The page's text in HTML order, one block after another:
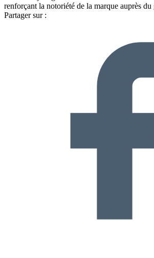
renforçant la notoriété de la marque auprès
Partager sur :